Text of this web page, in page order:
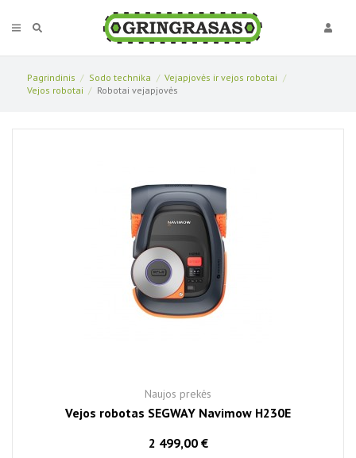
Pagrindinis Sodo technika
Vejapjovės ir vejos robotai
Vejos robotai
Robotai vejapjovės
Naujos prekės
Vejos robotas SEGWAY Navimow H230E
2 499,00 €